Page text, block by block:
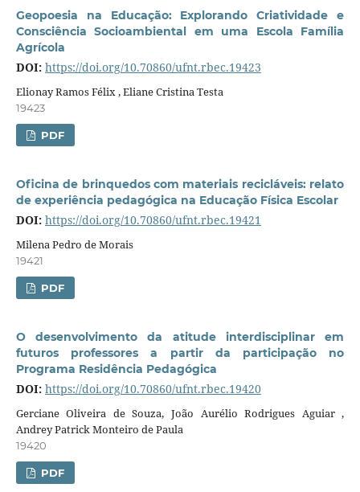
Geopoesia na Educação: Explorando Criatividade e
Consciência Socioambiental em uma Escola Família
Agrícola
DOI: https://doi.org/10.70860/ufnt.rbec.19423
Elionay Ramos Félix , Eliane Cristina Testa
19423
PDF
Oficina de brinquedos com materiais recicláveis: relato
de experiência pedagógica na Educação Física Escolar
DOI: https://doi.org/10.70860/ufnt.rbec.19421
Milena Pedro de Morais
19421
PDF
O desenvolvimento da atitude interdisciplinar em
futuros professores a partir da participação no
Programa Residência Pedagógica
DOI: https://doi.org/10.70860/ufnt.rbec.19420
Gerciane Oliveira de Souza, João Aurélio Rodrigues Aguiar ,
Andrey Patrick Monteiro de Paula
19420
PDF